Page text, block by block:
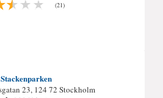
(21)
Stackenparken
23, 124 72 Stockholm